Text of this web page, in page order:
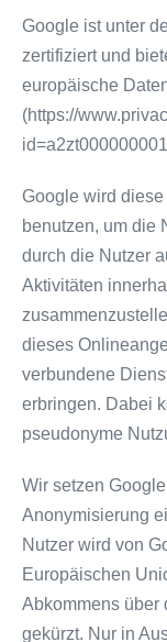
Google ist unter
zertifiziert und
europäische
(https://
Google wird
benutzen, um die
durch die Nutzer
Aktivitäten
dieses
verbundene
erbringen. Dabei
pseudonyme
Wir setzen
Anonymisierung
Nutzer wird von
Europäischen
Abkommens über
gekürzt. Nur in